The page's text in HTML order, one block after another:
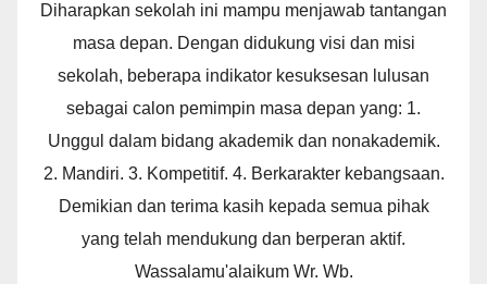
Diharapkan sekolah ini mampu menjawab tantangan
masa depan. Dengan didukung visi dan misi
sekolah, beberapa indikator kesuksesan lulusan
sebagai calon pemimpin masa depan yang: 1.
Unggul dalam bidang akademik dan nonakademik.
2. Mandiri. 3. Kompetitif. 4. Berkarakter kebangsaan.
Demikian dan terima kasih kepada semua pihak
yang telah mendukung dan berperan aktif.
Wassalamu'alaikum Wr. Wb.